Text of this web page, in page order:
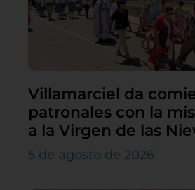
Villamarciel da
patronales con la
a la Virgen de las
5 de agosto de 2026